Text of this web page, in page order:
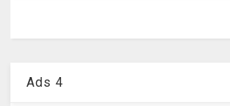
Ads 4